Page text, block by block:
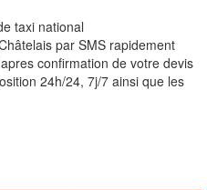
taxi national
par SMS rapidement
confirmation de votre devis
24h/24, 7j/7 ainsi que les